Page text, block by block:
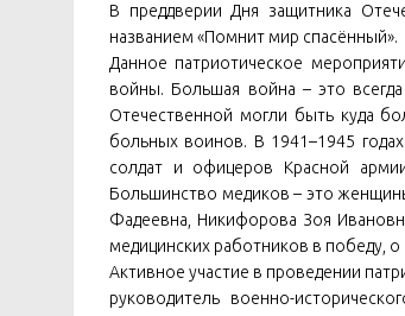
В преддверии Дня защитника
названием «Помнит мир спасённый».
Данное патриотическое
войны. Большая война – это
Отечественной могли быть куда
больных воинов. В 1941–1945
солдат и офицеров Красной
Большинство медиков – это
Фадеевна, Никифорова Зоя
медицинских работников в победу,
Активное участие в проведении
руководитель военно-